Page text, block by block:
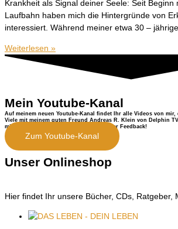
Krankheit als Signal deiner Seele: Seit Beginn
Laufbahn haben mich die Hintergründe von
interessiert. Während meiner etwa 30 –
Weiterlesen »
Mein Youtube-Kanal
Auf meinem neuen Youtube-Kanal findet Ihr alle Videos von mir,
Viele mit meinem guten Freund Andreas R. Klein von Delphin
mittlerweile selber. Ich freue mich auf Euer Feedback!
Zum Youtube-Kanal
Unser Onlineshop
Hier findet Ihr unsere Bücher, CDs, Ratgeber,